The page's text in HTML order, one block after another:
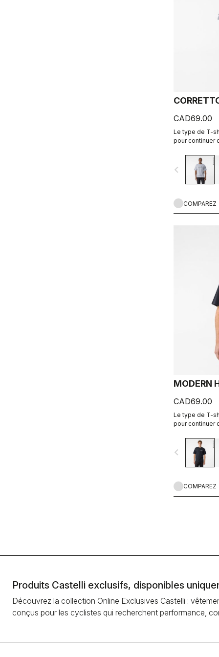
CAD69.00
Le type de T-
pour continuer
navigate_before
COMPAREZ
MODERN
CAD69.00
Le type de T-
pour continuer
navigate_before
COMPAREZ
Produits Castelli exclusifs, disponibles
Découvrez la collection Online Exclusives Castelli :
conçus pour les cyclistes qui recherchent performance,